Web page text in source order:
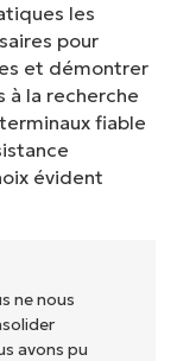
les
pour
et démontrer
à la recherche
fiable
évident
(ainsi
avec
plus